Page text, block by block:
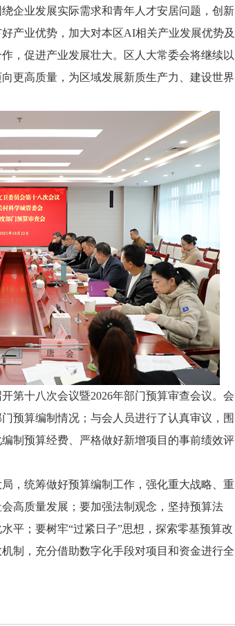
企业发展实际需求和青年人才安居问题，创新
产业优势，加大对本区AI相关产业发展优势及
，促进产业发展壮大。区人大常委会将继续以
更高质量，为区域发展新质生产力、建设世界
十八次会议暨2026年部门预算审查会议。会
预算编制情况；与会人员进行了认真审议，围
制预算经费、严格做好新增项目的事前绩效评
统筹做好预算编制工作，强化重大战略、重
高质量发展；要加强法制观念，坚持预算法
平；要树牢“过紧日子”思想，探索零基预算改
制，充分借助数字化手段对项目和资金进行全